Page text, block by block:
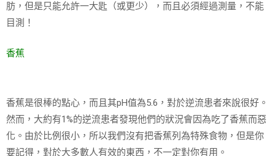
肪，但是只能允許一大匙（或更少），而且必須經過測量，不能
目測！
香蕉
香蕉是很棒的點心，而且其pH值為5.6，對於逆流患者來說很好。
然而，大約有1%的逆流患者發現他們的狀況會因為吃了香蕉而惡
化。由於比例很小，所以我們沒有把香蕉列為特殊食物，但是你
要記得，對於大多數人有效的東西，不一定對你有用。